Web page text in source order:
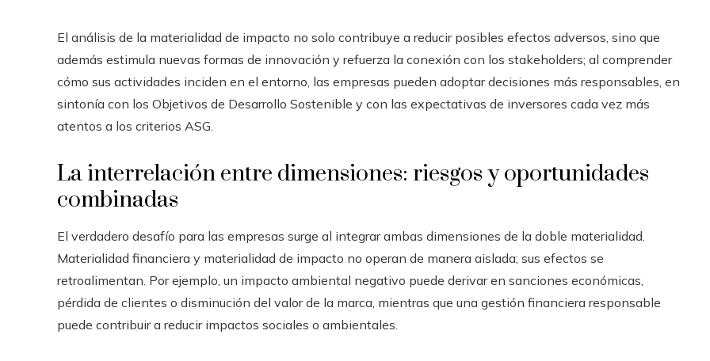
El análisis de la materialidad de impacto no solo contribuye a reducir posibles efectos adversos, sino que
además estimula nuevas formas de innovación y refuerza la conexión con los stakeholders; al comprender
cómo sus actividades inciden en el entorno, las empresas pueden adoptar decisiones más responsables, en
sintonía con los Objetivos de Desarrollo Sostenible y con las expectativas de inversores cada vez más
atentos a los criterios ASG.
La interrelación entre dimensiones: riesgos y oportunidades
combinadas
El verdadero desafío para las empresas surge al integrar ambas dimensiones de la doble materialidad.
Materialidad financiera y materialidad de impacto no operan de manera aislada; sus efectos se
retroalimentan. Por ejemplo, un impacto ambiental negativo puede derivar en sanciones económicas,
pérdida de clientes o disminución del valor de la marca, mientras que una gestión financiera responsable
puede contribuir a reducir impactos sociales o ambientales.